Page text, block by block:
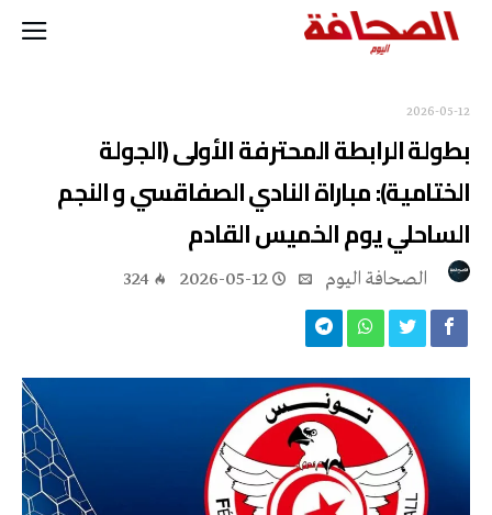
2026-05-12
بطولة الرابطة المحترفة الأولى (الجولة
الختامية): مباراة النادي الصفاقسي و النجم
الساحلي يوم الخميس القادم
2026-05-12
324